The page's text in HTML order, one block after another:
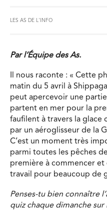
LES AS DE L'INFO
Par l’Équipe des As.
Il nous raconte : « Cette
matin du 5 avril à
peut apercevoir une
partent en mer pour la
faufilent à travers la glace
par un aéroglisseur de la
C’est un moment très
parmi toutes les pêches
première à commencer
travail pour beaucoup de
Penses-tu bien connaître
quiz chaque dimanche